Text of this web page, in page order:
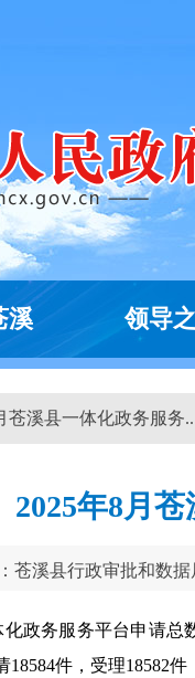
溪 领导
苍溪县一体化政务服务
2025年8月
苍溪县行政审批和数据
政务服务平台申请总
件，受理18582件